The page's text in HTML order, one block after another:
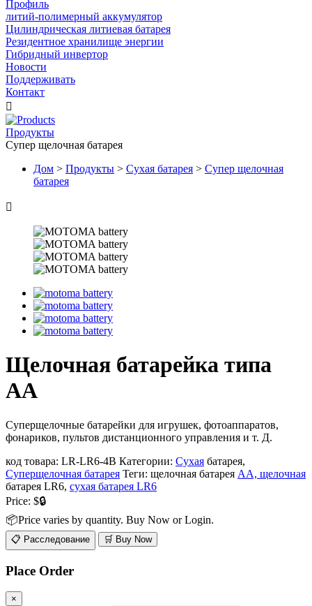
Профиль
литий-полимерный аккумулятор
Цилиндрическая литиевая батарея
Резидентное хранилище энергии
Гибридный инвертор
Новости
Поддерживать
Контакт

Продукты
Супер щелочная батарея
Дом > Продукты > Сухая батарея > Супер щелочная
батарея

Щелочная батарейка типа
АА
Суперщелочные батарейки для игрушек, фотоаппаратов,
фонариков, пультов дистанционного управления и т. Д.
код товара: LR-LR6-4B Категории: Сухая батарея,
Суперщелочная батарея Теги: щелочная батарея AA, щелочная
батарея LR6, сухая батарея LR6
Price: $🔒
📦Price varies by quantity. Buy Now or Login.
📋 Расследование 🛒 Buy Now
Place Order
×